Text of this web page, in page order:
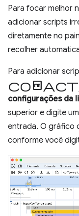
Para focar melhor
adicionar scripts
diretamente no
recolher
Para adicionar
configurações da
superior e digite
entrada. O gráfico
conforme você